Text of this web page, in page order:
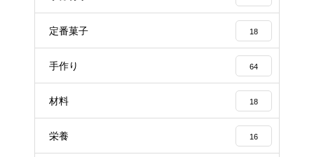
定番菓子 18
手作り 64
材料 18
栄養 16